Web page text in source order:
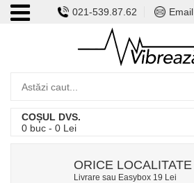
021-539.87.62 Email
COȘUL DVS.
0 buc - 0 Lei
ORICE LOCALITATE
Livrare sau Easybox 19 Lei